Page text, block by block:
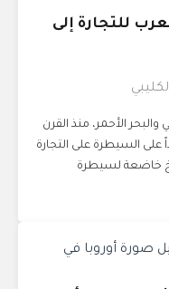
للتجارة إلى
الأحمر، منذ القرن
على السيطرة على التجارة
خاضعة لسيطرة